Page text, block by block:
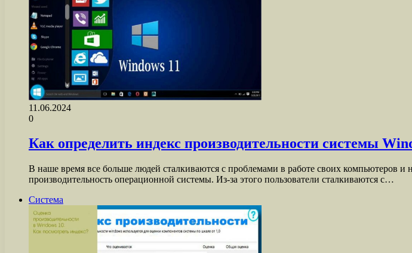
11.06.2024
0
Как определить индекс производительности системы
В наше время все больше людей сталкиваются с проблемами в работе своих компьютеров и
производительность операционной системы. Из-за этого пользователи сталкиваются с…
Система